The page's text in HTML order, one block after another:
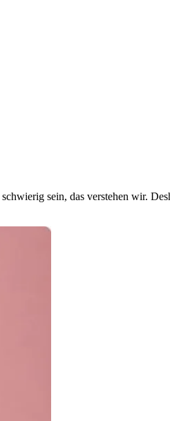
sein, das verstehen wir.